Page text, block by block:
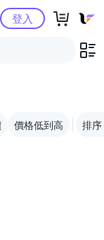
心
登入
價格低到高 排序